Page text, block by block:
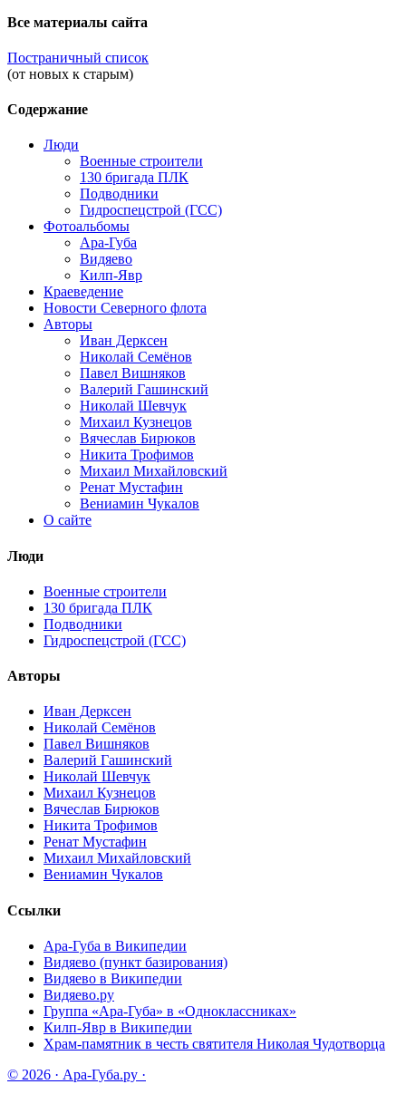
Все материалы сайта
Постраничный список
(от новых к старым)
Содержание
Люди
Военные строители
130 бригада ПЛК
Подводники
Гидроспецстрой (ГСС)
Фотоальбомы
Ара-Губа
Видяево
Килп-Явр
Краеведение
Новости Северного флота
Авторы
Иван Дерксен
Николай Семёнов
Павел Вишняков
Валерий Гашинский
Николай Шевчук
Михаил Кузнецов
Вячеслав Бирюков
Никита Трофимов
Михаил Михайловский
Ренат Мустафин
Вениамин Чукалов
О сайте
Люди
Военные строители
130 бригада ПЛК
Подводники
Гидроспецстрой (ГСС)
Авторы
Иван Дерксен
Николай Семёнов
Павел Вишняков
Валерий Гашинский
Николай Шевчук
Михаил Кузнецов
Вячеслав Бирюков
Никита Трофимов
Ренат Мустафин
Михаил Михайловский
Вениамин Чукалов
Ссылки
Ара-Губа в Википедии
Видяево (пункт базирования)
Видяево в Википедии
Видяево.ру
Группа «Ара-Губа» в «Одноклассниках»
Килп-Явр в Википедии
Храм-памятник в честь святителя Николая Чудотворца
© 2026 · Ара-Губа.ру ·